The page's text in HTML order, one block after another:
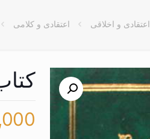
اعتقادی و اخلاقی اعتقادی و کلامی